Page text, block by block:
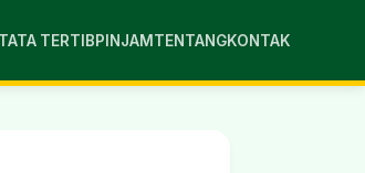
TATA TERTIBPINJAMTENTANGKONTAK